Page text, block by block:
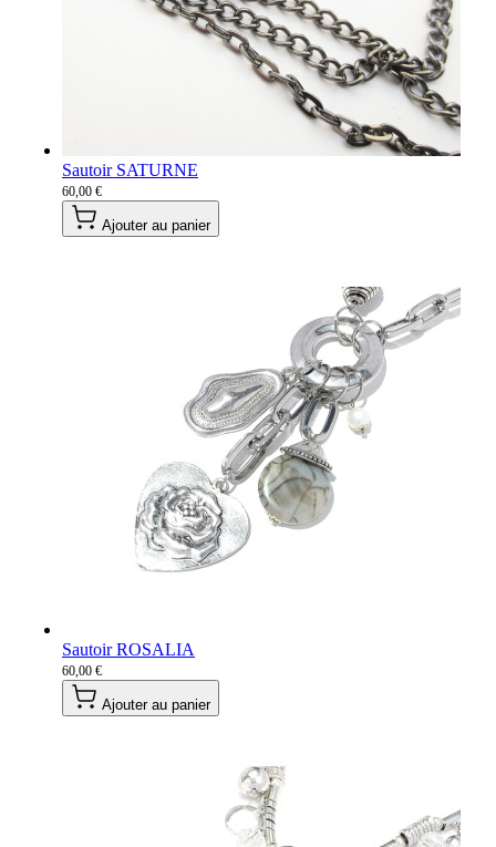
Sautoir SATURNE
60,00 €
Ajouter au panier
Sautoir ROSALIA
60,00 €
Ajouter au panier